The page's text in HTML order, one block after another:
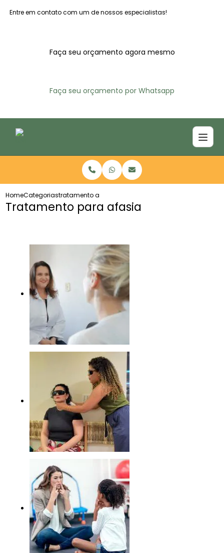
Entre em contato com um de nossos especialistas!
Faça seu orçamento agora mesmo
Faça seu orçamento por Whatsapp
HomeCategoriastratamento afasia
Tratamento para afasia